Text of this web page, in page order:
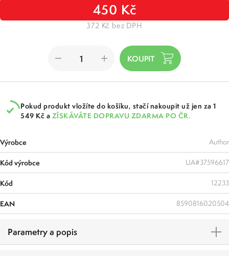
450 Kč
372 Kč bez DPH
Pokud produkt vložíte do košíku, stačí nakoupit už jen za 1
549 Kč a ZÍSKÁVÁTE DOPRAVU ZDARMA PO ČR.
Výrobce Author
Kód výrobce UA#37596617
Kód 12233
EAN 8590816020504
Parametry a popis